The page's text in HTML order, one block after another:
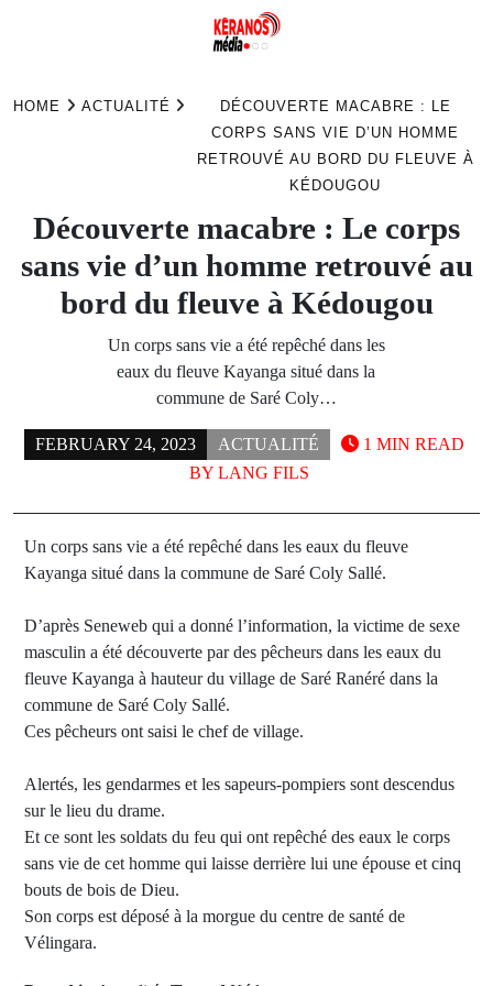
HOME ACTUALITÉ
DÉCOUVERTE MACABRE : LE
CORPS SANS VIE D’UN HOMME
RETROUVÉ AU BORD DU FLEUVE À
KÉDOUGOU
Découverte macabre : Le corps
sans vie d’un homme retrouvé au
bord du fleuve à Kédougou
Un corps sans vie a été repêché dans les
eaux du fleuve Kayanga situé dans la
commune de Saré Coly…
FEBRUARY 24, 2023
ACTUALITÉ
BY LANG FILS
1 MIN READ
Un corps sans vie a été repêché dans les eaux du fleuve
Kayanga situé dans la commune de Saré Coly Sallé.
D’après Seneweb qui a donné l’information, la victime de sexe
masculin a été découverte par des pêcheurs dans les eaux du
fleuve Kayanga à hauteur du village de Saré Ranéré dans la
commune de Saré Coly Sallé.
Ces pêcheurs ont saisi le chef de village.
Alertés, les gendarmes et les sapeurs-pompiers sont descendus
sur le lieu du drame.
Et ce sont les soldats du feu qui ont repêché des eaux le corps
sans vie de cet homme qui laisse derrière lui une épouse et cinq
bouts de bois de Dieu.
Son corps est déposé à la morgue du centre de santé de
Vélingara.